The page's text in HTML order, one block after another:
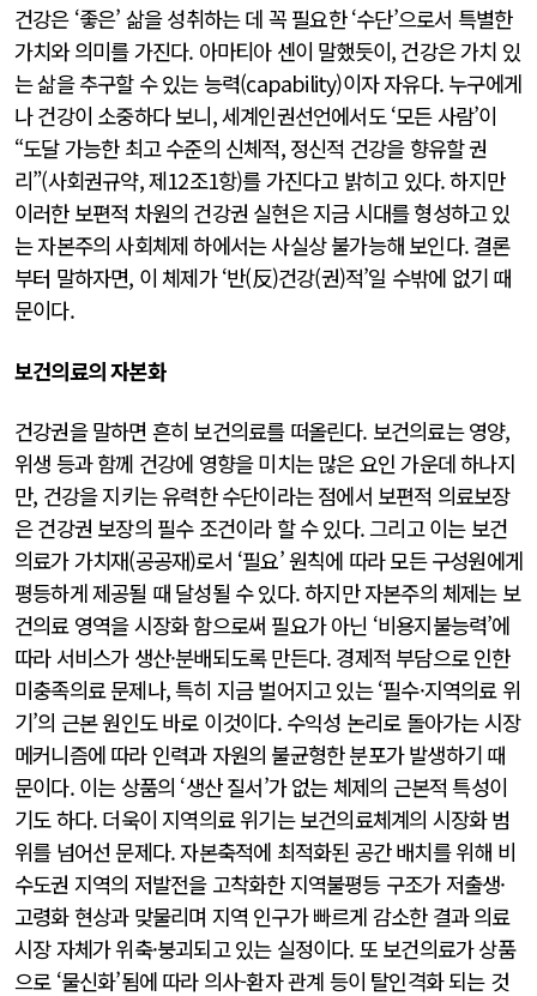
건강은 ‘좋은’ 삶을 성취하는 데 꼭 필요한 ‘수단’으로서 특별한
가치와 의미를 가진다. 아마티아 센이 말했듯이, 건강은 가치 있
는 삶을 추구할 수 있는 능력(capability)이자 자유다. 누구에게
나 건강이 소중하다 보니, 세계인권선언에서도 ‘모든 사람’이
“도달 가능한 최고 수준의 신체적, 정신적 건강을 향유할 권
리”(사회권규약, 제12조1항)를 가진다고 밝히고 있다. 하지만
이러한 보편적 차원의 건강권 실현은 지금 시대를 형성하고 있
는 자본주의 사회체제 하에서는 사실상 불가능해 보인다. 결론
부터 말하자면, 이 체제가 ‘반(反)건강(권)적’일 수밖에 없기 때
문이다.
보건의료의 자본화
건강권을 말하면 흔히 보건의료를 떠올린다. 보건의료는 영양,
위생 등과 함께 건강에 영향을 미치는 많은 요인 가운데 하나지
만, 건강을 지키는 유력한 수단이라는 점에서 보편적 의료보장
은 건강권 보장의 필수 조건이라 할 수 있다. 그리고 이는 보건
의료가 가치재(공공재)로서 ‘필요’ 원칙에 따라 모든 구성원에게
평등하게 제공될 때 달성될 수 있다. 하지만 자본주의 체제는 보
건의료 영역을 시장화 함으로써 필요가 아닌 ‘비용지불능력’에
따라 서비스가 생산·분배되도록 만든다. 경제적 부담으로 인한
미충족의료 문제나, 특히 지금 벌어지고 있는 ‘필수·지역의료 위
기’의 근본 원인도 바로 이것이다. 수익성 논리로 돌아가는 시장
메커니즘에 따라 인력과 자원의 불균형한 분포가 발생하기 때
문이다. 이는 상품의 ‘생산 질서’가 없는 체제의 근본적 특성이
기도 하다. 더욱이 지역의료 위기는 보건의료체계의 시장화 범
위를 넘어선 문제다. 자본축적에 최적화된 공간 배치를 위해 비
수도권 지역의 저발전을 고착화한 지역불평등 구조가 저출생·
고령화 현상과 맞물리며 지역 인구가 빠르게 감소한 결과 의료
시장 자체가 위축·붕괴되고 있는 실정이다. 또 보건의료가 상품
으로 ‘물신화’됨에 따라 의사-환자 관계 등이 탈인격화 되는 것